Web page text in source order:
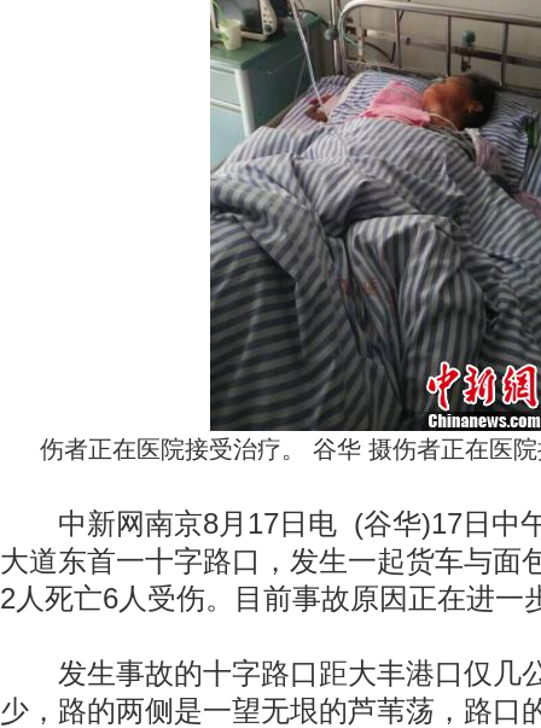
伤者正在医院接受治疗。 谷华 摄伤者正在医
中新网南京8月17日电 (谷华)17日中
大道东首一十字路口，发生一起货车与面
2人死亡6人受伤。目前事故原因正在进一
发生事故的十字路口距大丰港口仅几
少，路的两侧是一望无垠的芦苇荡，路口